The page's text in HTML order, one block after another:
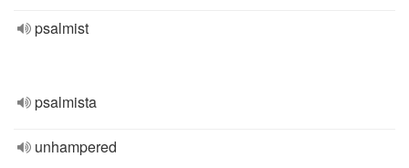
psalmist
psalmista
unhampered